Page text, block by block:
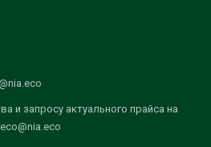
и запросу актуального прайса на